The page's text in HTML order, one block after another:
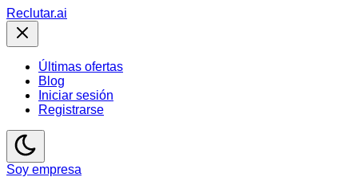
Reclutar.ai
Últimas ofertas
Blog
Iniciar sesión
Registrarse
Soy empresa